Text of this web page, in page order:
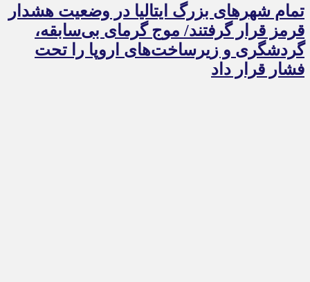
تمام شهرهای بزرگ ایتالیا در وضعیت هشدار
قرمز قرار گرفتند/ موج گرمای بی‌سابقه،
گردشگری و زیرساخت‌های اروپا را تحت
فشار قرار داد